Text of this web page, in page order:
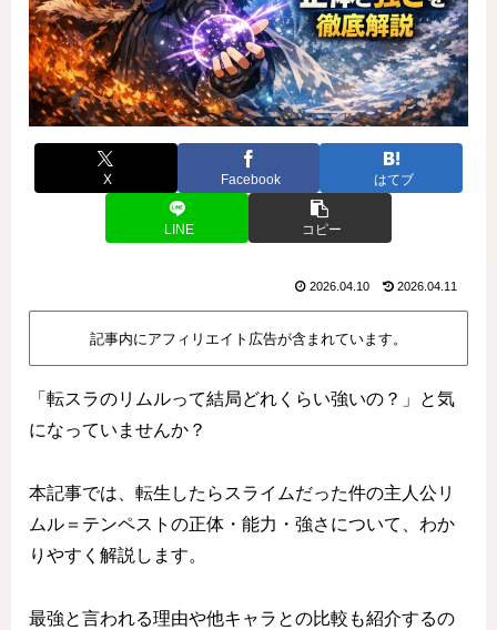
X Facebook はてブ
LINE コピー
2026.04.10 2026.04.11
記事内にアフィリエイト広告が含まれています。
「転スラのリムルって結局どれくらい強いの？」と気
になっていませんか？
本記事では、転生したらスライムだった件の主人公リ
ムル＝テンペストの正体・能力・強さについて、わか
りやすく解説します。
最強と言われる理由や他キャラとの比較も紹介するの